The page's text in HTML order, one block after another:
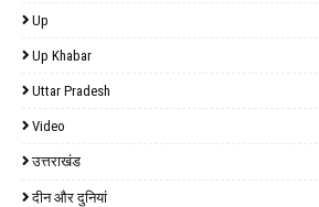
Up
Up Khabar
Uttar Pradesh
Video
उत्तराखंड
दीन और दुनियां